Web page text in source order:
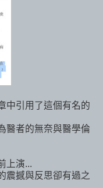
中引用了這個有名的
醫者的無奈與醫學倫
上演...
震撼與反思卻有過之